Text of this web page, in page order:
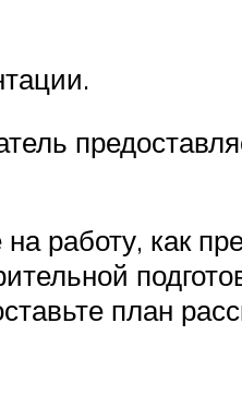
работу, как
план